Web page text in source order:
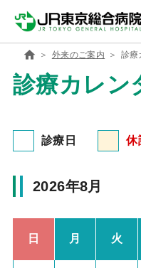
外来のご案内 診療
診療カレン
診療日 休
2026年8月
日 月 火